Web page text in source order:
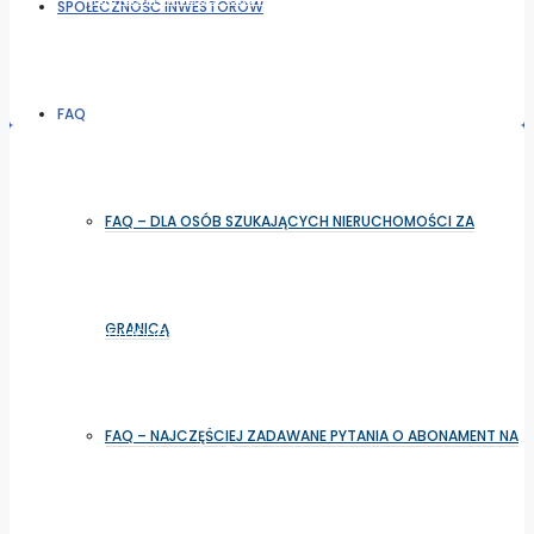
SPOŁECZNOŚĆ INWESTORÓW
FAQ
FAQ – DLA OSÓB SZUKAJĄCYCH NIERUCHOMOŚCI ZA
GRANICĄ
FAQ – NAJCZĘŚCIEJ ZADAWANE PYTANIA O ABONAMENT NA
Nieruchomości Famagusta
Nieruchomości Kyrenia
Nieruchomości Dalmacja